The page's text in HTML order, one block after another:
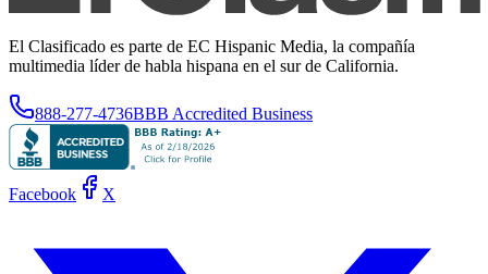
El Clasificado es parte de EC Hispanic Media, la compañía
multimedia líder de habla hispana en el sur de California.
888-277-4736BBB Accredited Business
Facebook X